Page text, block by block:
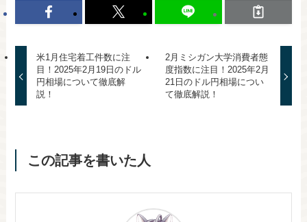
米1月住宅着工件数に注
目！2025年2月19日のドル
円相場について徹底解
説！
2月ミシガン大学消費者態
度指数に注目！2025年2月
21日のドル円相場につい
て徹底解説！
この記事を書いた人